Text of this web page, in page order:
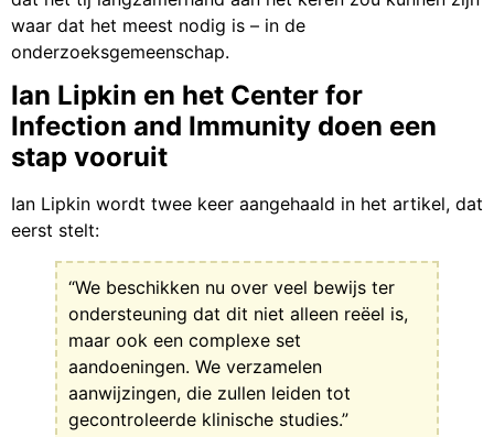
waar dat het meest nodig is – in de
onderzoeksgemeenschap.
Ian Lipkin en het Center for
Infection and Immunity doen een
stap vooruit
Ian Lipkin wordt twee keer aangehaald in het artikel, dat
eerst stelt:
“We beschikken nu over veel bewijs ter
ondersteuning dat dit niet alleen reëel is,
maar ook een complexe set
aandoeningen. We verzamelen
aanwijzingen, die zullen leiden tot
gecontroleerde klinische studies.”